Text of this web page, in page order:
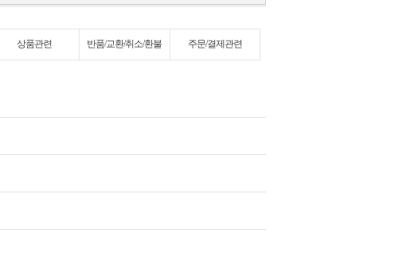
상품관련 반품/교환/취소/환불 주문/결제관련